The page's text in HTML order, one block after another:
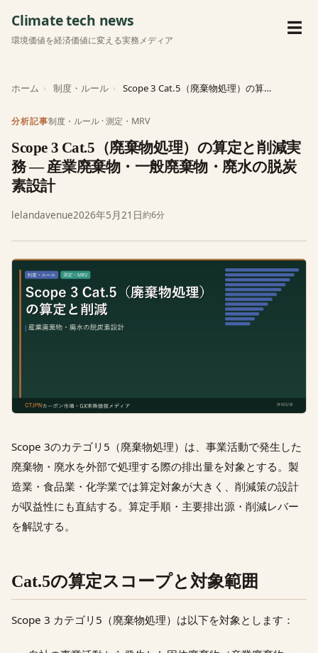
Climate tech news
環境価値を経済価値に変える実務メディア
メ
☰
ホーム 制度・ルール Scope 3 Cat.5（廃棄物処理）の算定と削減実務 — 産業廃棄物・…
分析記事制度・ルール·測定・MRV
Scope 3 Cat.5（廃棄物処理）の算定と削減実
務 — 産業廃棄物・一般廃棄物・廃水の脱炭
素設計
lelandavenue2026年5月21日約6分
Scope 3のカテゴリ5（廃棄物処理）は、事業活動で発生した
廃棄物・廃水を外部で処理する際の排出量を対象とする。製
造業・食品業・化学業では算定対象が大きく、削減策の設計
が収益性にも直結する。算定手順・主要排出源・削減レバー
を解説する。
Cat.5の算定スコープと対象範囲
Scope 3 カテゴリ5（廃棄物処理）は以下を対象とします：